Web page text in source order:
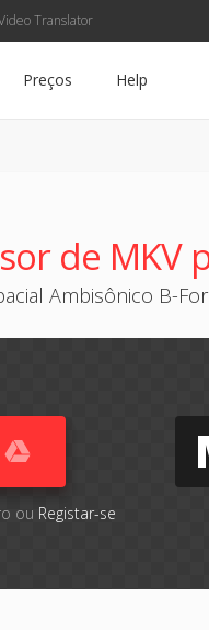
Translator
Preços Help
de MKV
Ambisônico B-
ou Registar-se